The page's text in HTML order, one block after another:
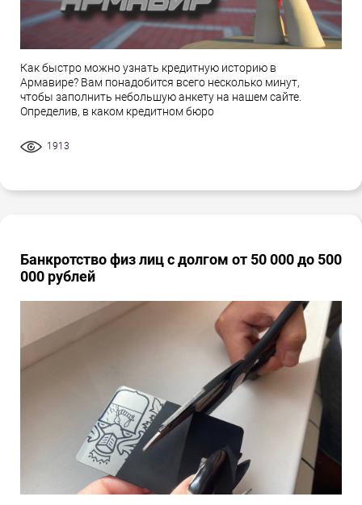
Как быстро можно узнать кредитную историю в
Армавире? Вам понадобится всего несколько минут,
чтобы заполнить небольшую анкету на нашем сайте.
Определив, в каком кредитном бюро
1913
Банкротство физ лиц с долгом от 50 000 до 500
000 рублей